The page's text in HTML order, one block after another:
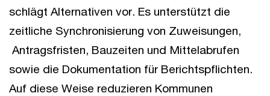
schlägt Alternativen vor. Es unterstützt die
zeitliche Synchronisierung von Zuweisungen,
Antragsfristen, Bauzeiten und Mittelabrufen
sowie die Dokumentation für Berichtspflichten.
Auf diese Weise reduzieren Kommunen